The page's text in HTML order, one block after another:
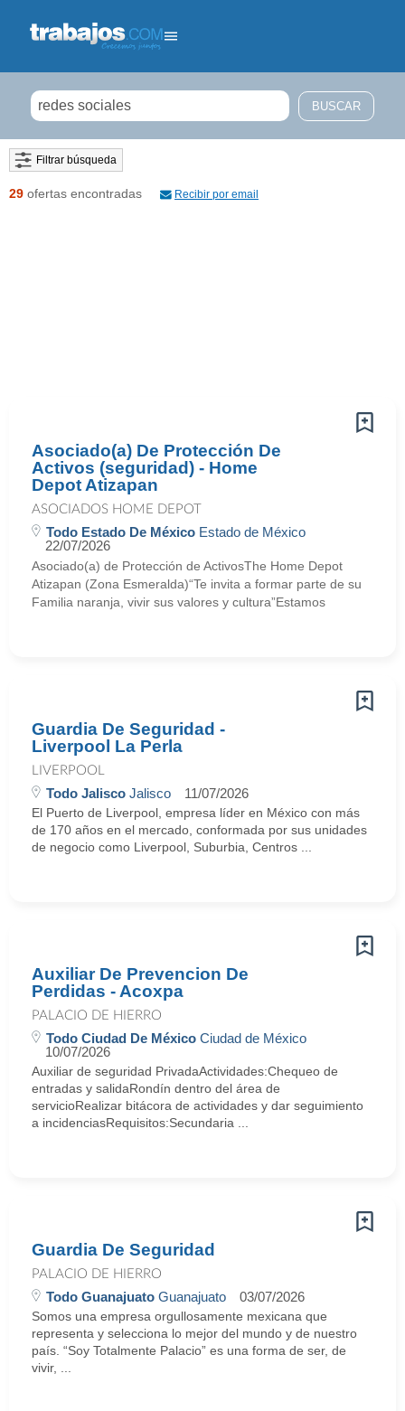
Filtrar búsqueda
29 ofertas encontradas Recibir por email
Asociado(a) De Protección De
Activos (seguridad) - Home
Depot Atizapan
ASOCIADOS HOME DEPOT
Todo Estado De México Estado de México
22/07/2026
Asociado(a) de Protección de ActivosThe Home Depot
Atizapan (Zona Esmeralda)“Te invita a formar parte de su
Familia naranja, vivir sus valores y cultura”Estamos
Guardia De Seguridad -
Liverpool La Perla
LIVERPOOL
Todo Jalisco Jalisco 11/07/2026
El Puerto de Liverpool, empresa líder en México con más
de 170 años en el mercado, conformada por sus unidades
de negocio como Liverpool, Suburbia, Centros ...
Auxiliar De Prevencion De
Perdidas - Acoxpa
PALACIO DE HIERRO
Todo Ciudad De México Ciudad de México
10/07/2026
Auxiliar de seguridad PrivadaActividades:Chequeo de
entradas y salidaRondín dentro del área de
servicioRealizar bitácora de actividades y dar seguimiento
a incidenciasRequisitos:Secundaria ...
Guardia De Seguridad
PALACIO DE HIERRO
Todo Guanajuato Guanajuato 03/07/2026
Somos una empresa orgullosamente mexicana que
representa y selecciona lo mejor del mundo y de nuestro
país. “Soy Totalmente Palacio” es una forma de ser, de
vivir, ...